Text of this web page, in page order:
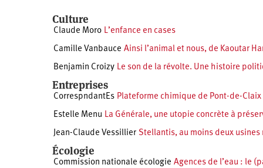
Culture
Claude Moro L’enfance en cases
Camille Vanbauce Ainsi l’animal et nous, de Kaoutar
Benjamin Croizy Le son de la révolte. Une histoire
Entreprises
CorrespndantEs Plateforme chimique de Pont-de-
Estelle Menu La Générale, une utopie concrète à
Jean-Claude Vessillier Stellantis, au moins deux usines
Écologie
Commission nationale écologie Agences de l’eau : le